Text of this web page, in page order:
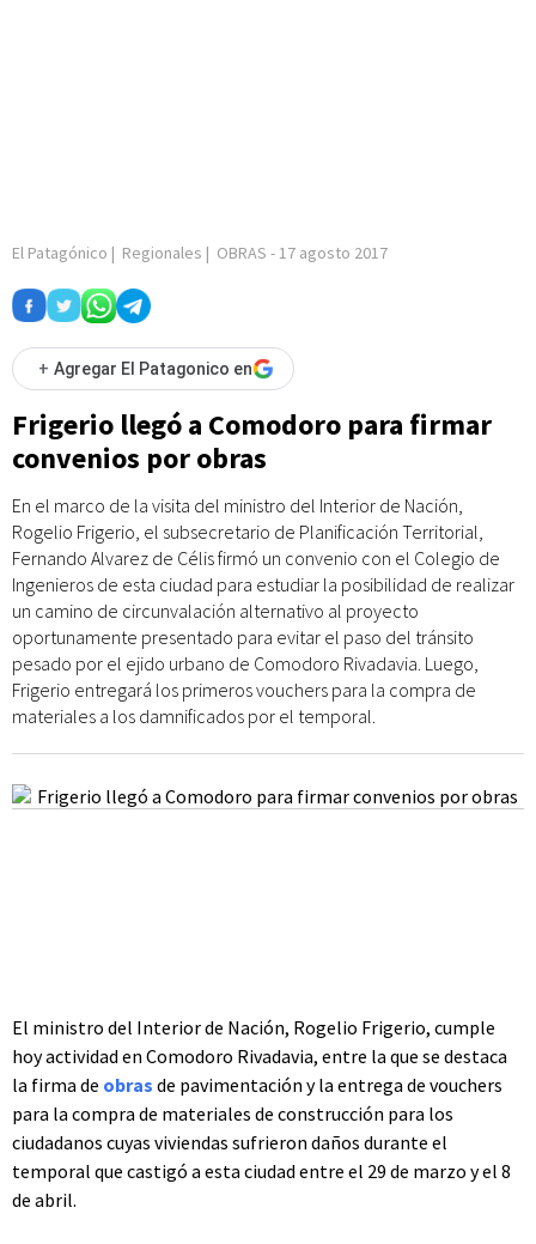
El Patagónico | Regionales | OBRAS - 17 agosto 2017
+ Agregar El Patagonico en
Frigerio llegó a Comodoro para firmar
convenios por obras
En el marco de la visita del ministro del Interior de Nación,
Rogelio Frigerio, el subsecretario de Planificación Territorial,
Fernando Alvarez de Célis firmó un convenio con el Colegio de
Ingenieros de esta ciudad para estudiar la posibilidad de realizar
un camino de circunvalación alternativo al proyecto
oportunamente presentado para evitar el paso del tránsito
pesado por el ejido urbano de Comodoro Rivadavia. Luego,
Frigerio entregará los primeros vouchers para la compra de
materiales a los damnificados por el temporal.
El ministro del Interior de Nación, Rogelio Frigerio, cumple
hoy actividad en Comodoro Rivadavia, entre la que se destaca
la firma de obras de pavimentación y la entrega de vouchers
para la compra de materiales de construcción para los
ciudadanos cuyas viviendas sufrieron daños durante el
temporal que castigó a esta ciudad entre el 29 de marzo y el 8
de abril.